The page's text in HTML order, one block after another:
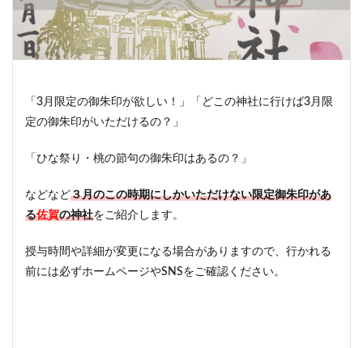
「3月限定の御朱印が欲しい！」「どこの神社に行けば3月限
定の御朱印がいただけるの？」
「ひな祭り・桃の節句の御朱印はあるの？」
などなど３月のこの時期にしかいただけない限定御朱印があ
る佐賀の神社をご紹介します。
授与時間や詳細が変更になる場合がありますので、行かれる
前には必ずホームページやSNSをご確認ください。